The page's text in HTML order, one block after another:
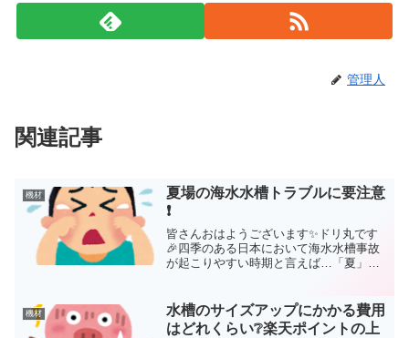
管理人
関連記事
機材
夏場の海水水槽トラブルに要注意
❗
皆さんおはようございます✨ドリ丸です
🎉四季のある日本において海水水槽事故
が起こりやすい時期と言えば…「夏」と
ご存知でしたか？今回は、海水アクアリ
ウムを始めたばかりの方が...
機材
水槽のサイズアップにかかる費用
はどれくらい❔楽天ポイントの上